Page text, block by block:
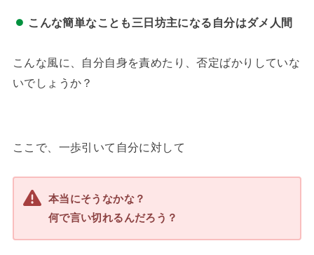
こんな簡単なことも三日坊主になる自分はダメ人間
こんな風に、自分自身を責めたり、否定ばかりしていな
いでしょうか？
ここで、一歩引いて自分に対して
本当にそうなかな？
何で言い切れるんだろう？